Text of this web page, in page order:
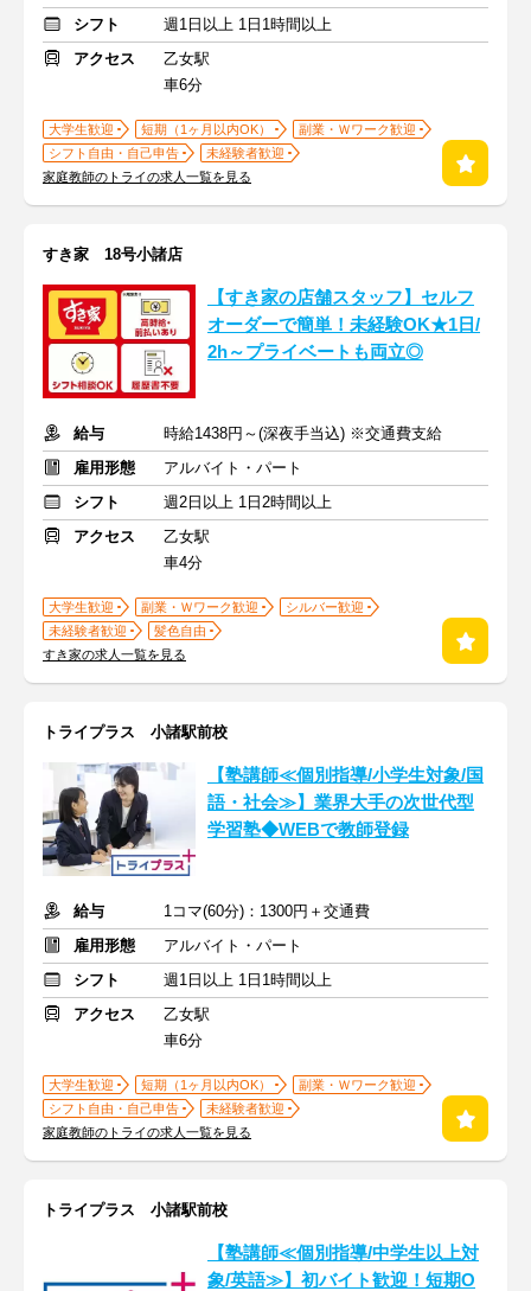
シフト
週1日以上 1日1時間以上
アクセス
乙女駅
車6分
大学生歓迎 短期（1ヶ月以内OK）
副業・Ｗワーク歓迎
シフト自由・自己申告
未経験者歓迎
家庭教師のトライの求人一覧を見る
すき家 18号小諸店
【すき家の店舗スタッフ】セルフ
オーダーで簡単！未経験OK★1日/
2h～プライベートも両立◎
給与
時給1438円～(深夜手当込) ※交通費支給
雇用形態
アルバイト・パート
シフト
週2日以上 1日2時間以上
アクセス
乙女駅
車4分
大学生歓迎 副業・Ｗワーク歓迎
シルバー歓迎
未経験者歓迎
髪色自由
すき家の求人一覧を見る
トライプラス 小諸駅前校
【塾講師≪個別指導/小学生対象/国
語・社会≫】業界大手の次世代型
学習塾◆WEBで教師登録
給与
1コマ(60分)：1300円＋交通費
雇用形態
アルバイト・パート
シフト
週1日以上 1日1時間以上
アクセス
乙女駅
車6分
大学生歓迎 短期（1ヶ月以内OK）
副業・Ｗワーク歓迎
シフト自由・自己申告
未経験者歓迎
家庭教師のトライの求人一覧を見る
トライプラス 小諸駅前校
【塾講師≪個別指導/中学生以上対
象/英語≫】初バイト歓迎！短期O